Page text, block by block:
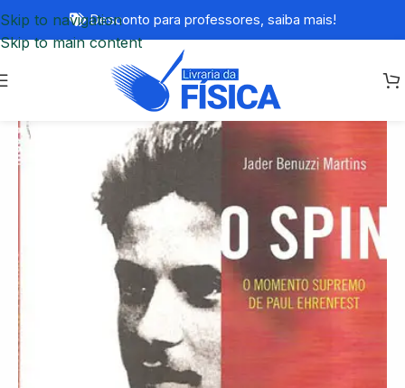
Skip to navigation
Skip to main content
Desconto para professores, saiba mais!